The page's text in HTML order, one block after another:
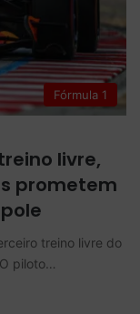
Fórmula 1
livre,
prometem
treino livre do
piloto…